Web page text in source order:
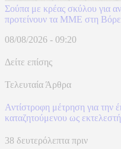
Σούπα με κρέας σκύλου για
προτείνουν τα ΜΜΕ στη
08/08/2026 - 09:20
Δείτε επίσης
Τελευταία Άρθρα
Αντίστροφη μέτρηση για την
καταζητούμενου ως
38 δευτερόλεπτα πριν